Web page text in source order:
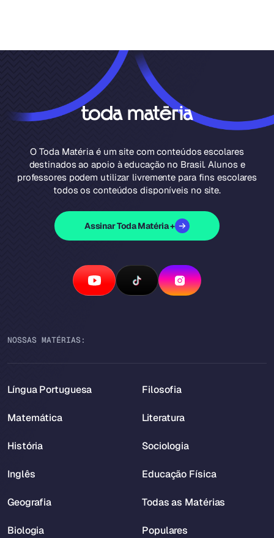
O Toda Matéria é um site com conteúdos escolares
destinados ao apoio à educação no Brasil. Alunos e
professores podem utilizar livremente para fins escolares
todos os conteúdos disponíveis no site.
Assinar Toda Matéria +
NOSSAS MATÉRIAS:
Língua Portuguesa
Matemática
História
Inglês
Geografia
Biologia
Filosofia
Literatura
Sociologia
Educação Física
Todas as Matérias
Populares